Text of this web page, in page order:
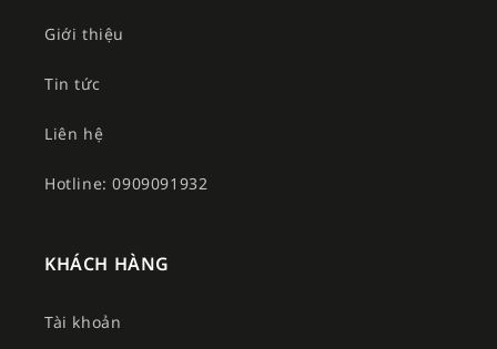
Giới thiệu
Tin tức
Liên hệ
Hotline: 0909091932
KHÁCH HÀNG
Tài khoản